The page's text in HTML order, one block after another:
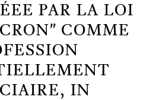
PAR LA LOI
COMME
IN